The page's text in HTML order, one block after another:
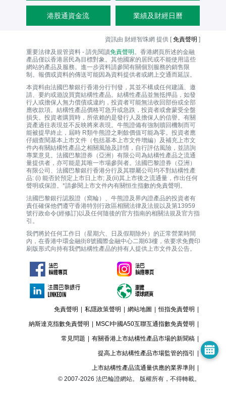
港股通資金流 業績及財經日曆
資訊由 財經智珠網 提供 [免責聲明 ]
重要法律及規管資料 - 請先閱讀免責聲明 。香港網頁所述的金融
產品僅以香港居民為目標對象。其他國家的居民或不能使用這些
網站的產品及服務。進一步資料請參閱有關個別服務的銷售限
制。報價或資料的傳送可能因為資料提供者或網上交通而延誤。
本資料由法國巴黎銀行香港分行刊發，其並不構成任何建議、邀
請、要約或遊說買賣結構性產品。結構性產品並無抵押品，如發
行人或擔保人無力償債或違約，投資者可能無法收回部份或全部
應收款項。結構性產品價格可急升或急跌，投資者或會蒙受全盤
損失。投資者購買時，所依賴的是發行人及擔保人的信譽。有關
資產過往表現並不反映將來表現。牛熊證備有強制贖回機制而可
能被提早終止，屆時 R類牛熊證之剩餘價值可能為零。投資者應
仔細查閱基本上市文件（包括基本上市文件增編）及補充上市文
件內有關結構性產品之相關風險及詳情，自行評估風險，並諮詢
專業意見。法國巴黎證券（亞洲）有限公司為結構性產品之流通
量提供者，亦可能是其唯一巿場參與者。法國巴黎證券（亞洲）
有限公司、法國巴黎銀行香港分行及其聯屬公司均不對結構性產
品: (i) 能否於預定上市日上市; 及(ii)其上市後之流通量，作出任何
聲明或保證。*請參閱上市文件內有關恒生指數的免責聲明。
法國巴黎銀行認股證（窩輪）、牛熊證及界內證產品的投資者有
責任確保他們遵守香港特別行政區相關法律及法規以及第13959
號行政命令(經修訂)以及任何隨後的官方指南的相關法規及官方指
引。
我們將於任何工作日（星期六、日及假期除外）的正常營業時間
內，在香港中環金融街8號國際金融中心二期63樓，依要求免費印
刷版形式向持有我們結構性產品的持有人提供上市文件及公告。
免責聲明 | 私隱政策聲明 | 網站地圖 | 恒指免責聲明 |
納斯達克指數免責聲明 | MSCI中國A50互聯互通指數免責聲明 |
常見問題 | 有關香港上市結構性產品市場的新聞稿 |
提高上市結構性產品市場監管的指引 |
上市結構性產品流通量供應的業界準則 |
© 2007-2026 法巴輪證網站。 版權所有，不得轉載。